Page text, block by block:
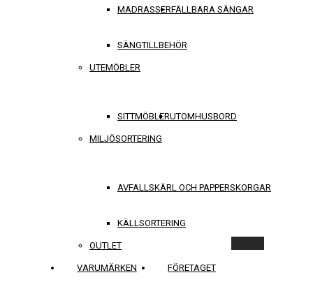
MADRASSERFÄLLBARA SÄNGAR
SÄNGTILLBEHÖR
UTEMÖBLER
SITTMÖBLERUTOMHUSBORD
MILJÖSORTERING
AVFALLSKÄRL OCH PAPPERSKORGAR
KÄLLSORTERING
OUTLET
VARUMÄRKEN FÖRETAGET